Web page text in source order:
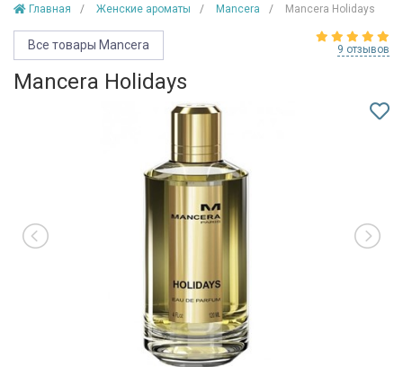
Главная Женские ароматы Mancera Mancera Holidays
Все товары Mancera 9 отзывов
Mancera Holidays